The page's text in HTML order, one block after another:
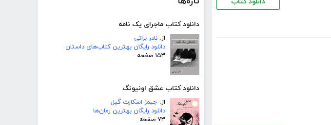
دانلود کتاب ماجرای یک نامه
از: نادر براتی
دانلود رایگان بهترین کتاب‌های داستان
۱۵۳ صفحه
دانلود کتاب عشق اونیونگ
از: جیمز اسکارث گیل
دانلود رایگان بهترین رمان‌ها
۷۳ صفحه